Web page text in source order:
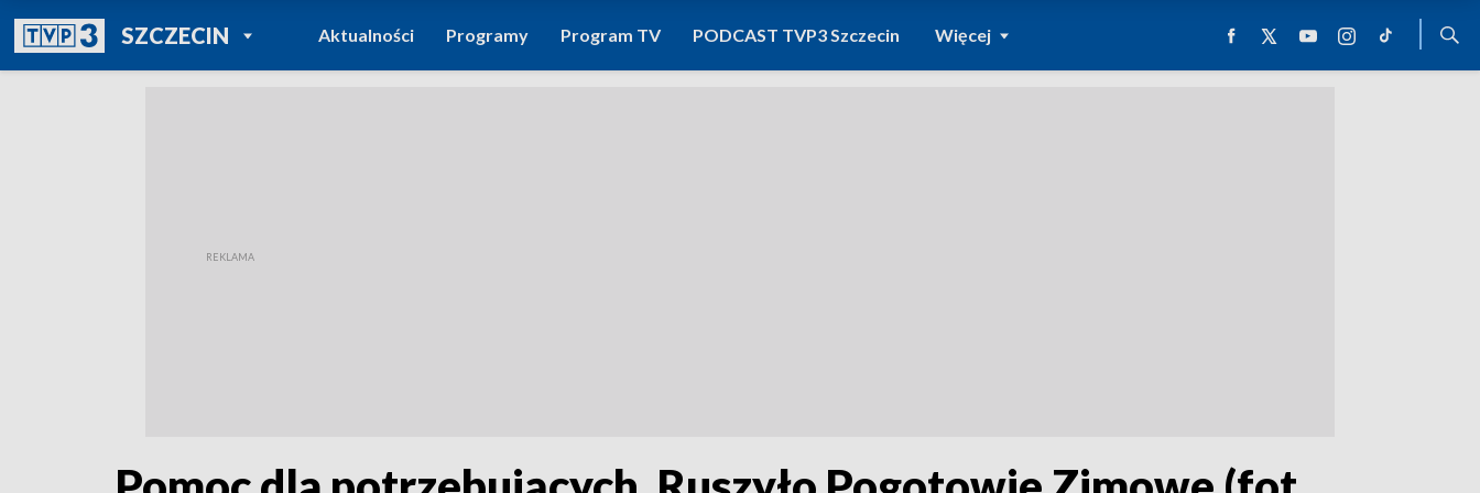
SZCZECINPOWRÓT DO
TVP REGIONY
Aktualności Programy Program TV PODCAST TVP3 Szczecin Więcej